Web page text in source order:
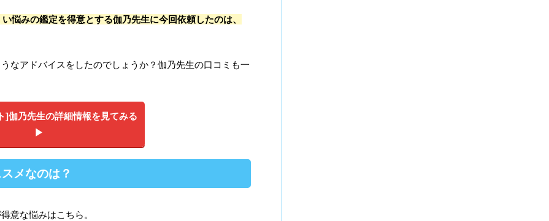
悩みの鑑定を得意とする伽乃先生に今回依頼したのは、
なアドバイスをしたのでしょうか？伽乃先生の口コミも一
]伽乃先生の詳細情報を見てみる
▶︎
メなのは？
意な悩みはこちら。